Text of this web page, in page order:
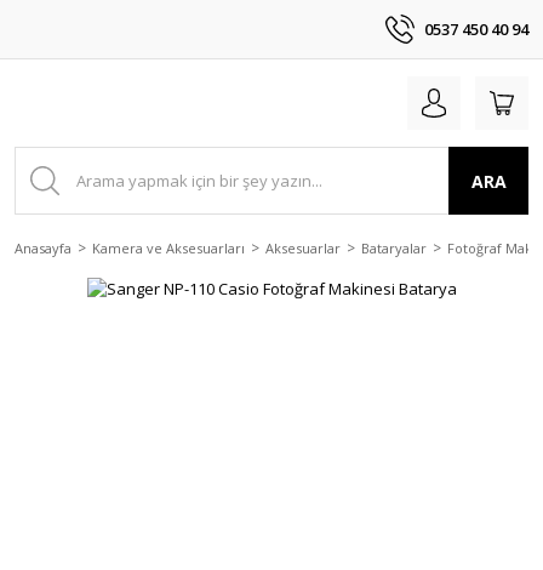
0537 450 40 94
ARA
Anasayfa Kamera ve Aksesuarları Aksesuarlar Bataryalar Fotoğraf